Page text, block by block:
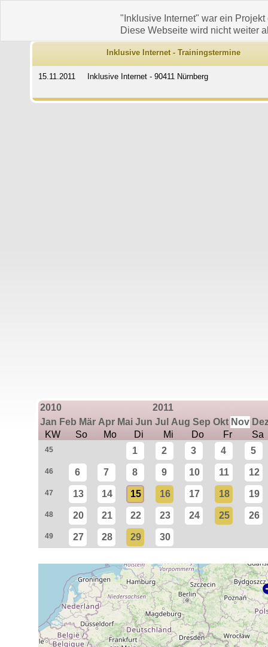
"Inklusive Internet" war ein
Diese Webseite wird nicht weiter
Inklusive Internet - Trainingstermine
15.11.2011 Inklusive Internet - 90411 Nürnberg
2010
2011
Jan Feb Mär Apr Mai Jun Jul Aug Sep Okt Nov
KW
So Mo Di Mi Do Fr Sa
45 1 2 3 4 5
46 6 7 8 9 10 11 12
47 13 14 15 16 17 18 19
48 20 21 22 23 24 25 26
49 27 28 29 30